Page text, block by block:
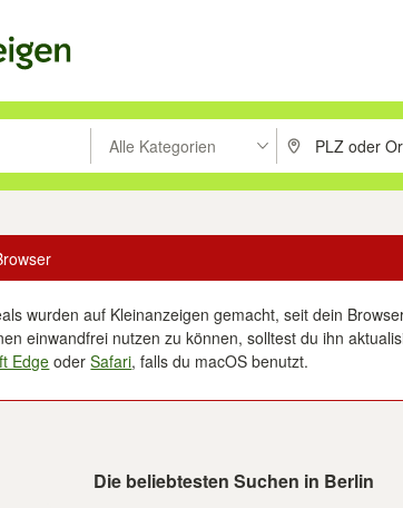
drücken um zu suchen, oder Vorschläge mit
Alle Kategorien PLZ oder Ort
wurden auf Kleinanzeigen gemacht, seit dein
einwandfrei nutzen zu können, solltest du ihn
Edge oderSafari, falls du macOS benutzt.
Die beliebtesten Suchen in Berlin